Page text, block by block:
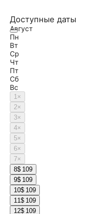
Доступные даты
Август
Пн
Вт
Ср
Чт
Пт
Сб
Вс
1×
2×
3×
4×
5×
6×
7×
8$ 109
9$ 109
10$ 109
11$ 109
12$ 109